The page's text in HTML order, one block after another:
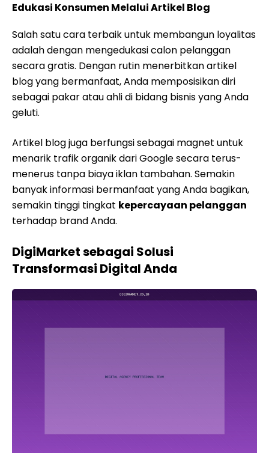
Edukasi Konsumen Melalui Artikel Blog
Salah satu cara terbaik untuk membangun loyalitas
adalah dengan mengedukasi calon pelanggan
secara gratis. Dengan rutin menerbitkan artikel
blog yang bermanfaat, Anda memposisikan diri
sebagai pakar atau ahli di bidang bisnis yang Anda
geluti.
Artikel blog juga berfungsi sebagai magnet untuk
menarik trafik organik dari Google secara terus-
menerus tanpa biaya iklan tambahan. Semakin
banyak informasi bermanfaat yang Anda bagikan,
semakin tinggi tingkat kepercayaan pelanggan
terhadap brand Anda.
DigiMarket sebagai Solusi
Transformasi Digital Anda